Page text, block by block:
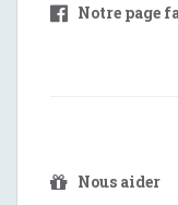
Notre page
Nous aider